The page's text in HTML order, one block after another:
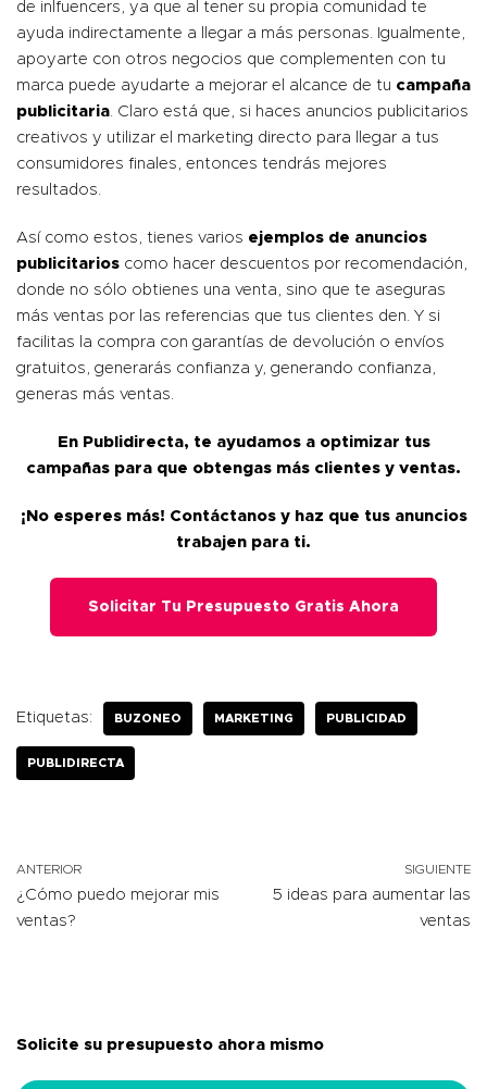
de inlfuencers, ya que al tener su propia comunidad te
ayuda indirectamente a llegar a más personas. Igualmente,
apoyarte con otros negocios que complementen con tu
marca puede ayudarte a mejorar el alcance de tu campaña
publicitaria . Claro está que, si haces anuncios publicitarios
creativos y utilizar el marketing directo para llegar a tus
consumidores finales, entonces tendrás mejores
resultados.
Así como estos, tienes varios ejemplos de anuncios
publicitarios como hacer descuentos por recomendación,
donde no sólo obtienes una venta, sino que te aseguras
más ventas por las referencias que tus clientes den. Y si
facilitas la compra con garantías de devolución o envíos
gratuitos, generarás confianza y, generando confianza,
generas más ventas.
En Publidirecta, te ayudamos a optimizar tus
campañas para que obtengas más clientes y ventas.
¡No esperes más! Contáctanosy haz que tus anuncios
trabajen para ti.
Solicitar Tu Presupuesto Gratis Ahora
Etiquetas: BUZONEO MARKETING PUBLICIDAD
PUBLIDIRECTA
ANTERIOR
¿Cómo puedo mejorar mis
ventas?
SIGUIENTE
5 ideas para aumentar las
ventas
Solicite su presupuesto ahora mismo